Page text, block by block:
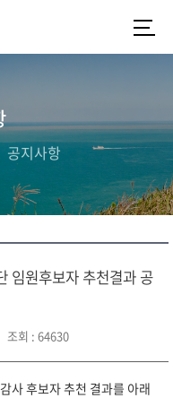
공지사항
임원후보자 추천결과 공
조회 : 64630
사 후보자 추천 결과를 아래